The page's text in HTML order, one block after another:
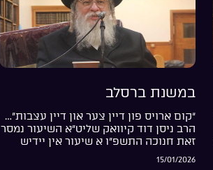
במשנת ברסלב
“קום ארויס פון דיין צער און דיין עצבות”…
הרב ניסן דוד קיוואק שליט”א השיעור נמסר
זאת חנוכה התשפ”ו א שיעור אין יידיש
15/01/2026